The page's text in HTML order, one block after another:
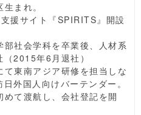
まれ。
援サイト『SPIRITS』開設
社会学科を卒業後、人材系
2015年6月退社）
東南アジア研修を担当しな
外国人向けバーテンダー。
て渡航し、会社登記を開